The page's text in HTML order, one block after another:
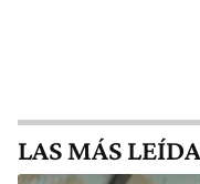
LAS MÁS